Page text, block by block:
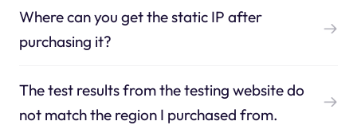
Where can you get the static IP after
purchasing it?
The test results from the testing website do
not match the region I purchased from.